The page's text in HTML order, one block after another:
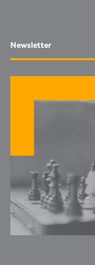
Newsletter